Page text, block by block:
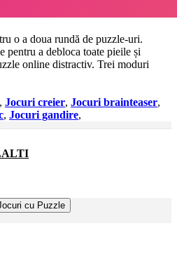
o a doua rundă de puzzle-uri.
pentru a debloca toate pieile și
online distractiv. Trei moduri
, Jocuri creier, Jocuri brainteaser,
, Jocuri gandire,
cu Puzzle